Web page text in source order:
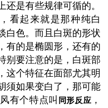
是有些规律可循的。
看起来就是那种纯白
白色。而且白斑的形状
有的是椭圆形，还有的
别要注意的是，白斑部
这个特征在面部尤其明
须如果变白了，那可能
有个特点叫 同形反应 ，